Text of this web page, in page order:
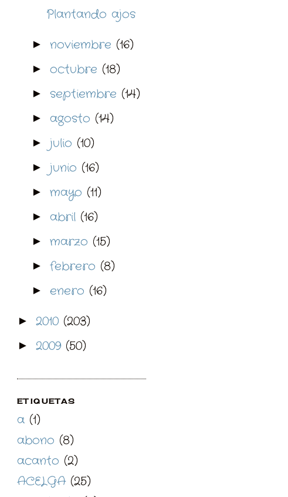
Plantando ajos
► noviembre (16)
► octubre (18)
► septiembre (14)
► agosto (14)
► julio (10)
► junio (16)
► mayo (11)
► abril (16)
► marzo (15)
► febrero (8)
► enero (16)
► 2010 (203)
► 2009 (50)
ETIQUETAS
a (1)
abono (8)
acanto (2)
ACELGA (25)